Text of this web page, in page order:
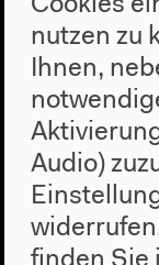
A
Ausstellung
Eintritt frei
nutzen zu
Ihnen,
Audio)